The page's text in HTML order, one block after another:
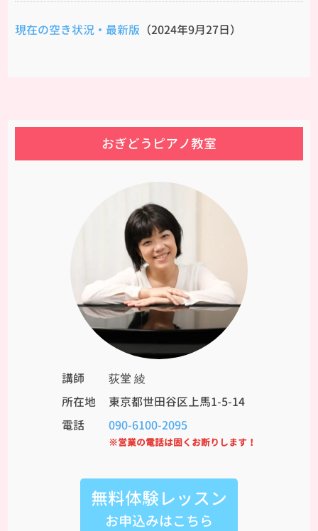
現在の空き状況・最新版 （2024年9月27日）
おぎどうピアノ教室
講師
荻堂 綾
所在地
東京都世田谷区上馬1-5-14
電話
090-6100-2095
※営業の電話は固くお断りします！
無料体験レッスン
お申込みはこちら